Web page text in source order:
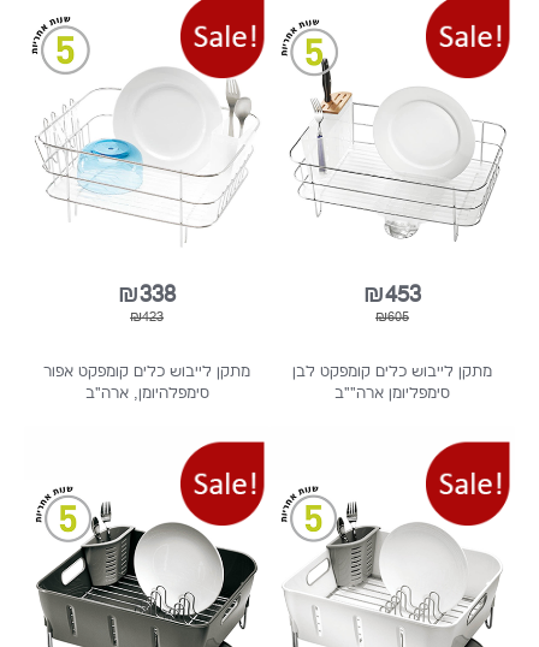
ארה"ב
₪453
של סימפליומן ארה"ב
₪338
לייבוש כלים קומפקט לבן
סימפליומן ארה""ב
מתקן לייבוש כלים קומפקט אפור
סימפלהיומן, ארה"ב